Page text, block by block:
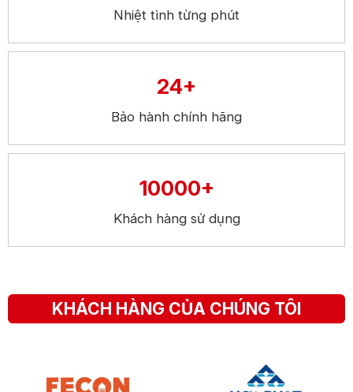
Nhiệt tình từng phút
24+
Bảo hành chính hãng
10000+
Khách hàng sử dụng
KHÁCH HÀNG CỦA CHÚNG TÔI